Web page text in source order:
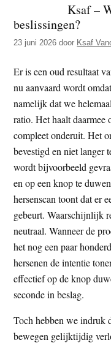
z
e
i
t
e
n
d
z
e
s
i
t
e
Ksaf –
beslissingen?
23 juni 2026 door Ksaf
Er is een oud resultaat
nu aanvaard wordt
namelijk dat we
ratio. Het haalt
compleet onderuit. Het
bevestigd en niet langer
wordt bijvoorbeeld
en op een knop te
hersenscan toont dat er
gebeurt. Waarschijnlijk
neutraal. Wanneer de
het nog een paar
hersenen de intentie
effectief op de knop
seconde in beslag.
Toch hebben we indruk
bewegen gelijktijdig